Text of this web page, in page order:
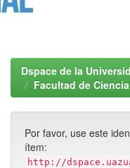
Dspace de la
Facultad de
Por favor, use este
ítem:
http://